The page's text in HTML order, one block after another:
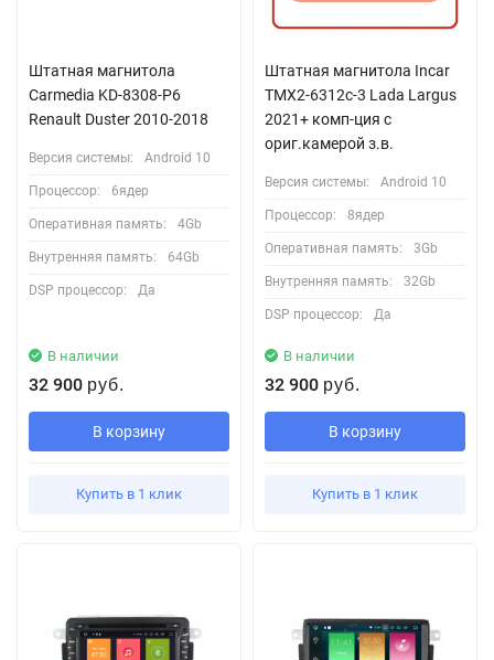
Штатная магнитола
Carmedia KD-8308-P6
Renault Duster 2010-2018
Версия системы: Android 10
Процессор: 6ядер
Оперативная память: 4Gb
Внутренняя память: 64Gb
DSP процессор: Да
В наличии
32 900 руб.
В корзину
Купить в 1 клик
Штатная магнитола Incar
TMX2-6312c-3 Lada Largus
2021+ комп-ция с
ориг.камерой з.в.
Версия системы: Android 10
Процессор: 8ядер
Оперативная память: 3Gb
Внутренняя память: 32Gb
DSP процессор: Да
В наличии
32 900 руб.
В корзину
Купить в 1 клик